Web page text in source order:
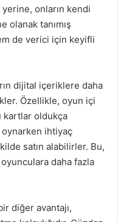
onların kendi
tanımış
de verici için keyifli
dijital içeriklere daha
Özellikle, oyun içi
kartlar oldukça
oynarken ihtiyaç
satın alabilirler. Bu,
daha fazla
diğer avantajı,